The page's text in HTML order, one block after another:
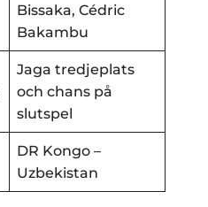
Bissaka, Cédric
Bakambu
Jaga tredjeplats
och chans på
slutspel
DR Kongo –
Uzbekistan